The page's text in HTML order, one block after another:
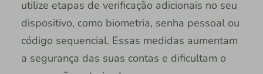
utilize etapas de verificação adicionais no seu
dispositivo, como biometria, senha pessoal ou
código sequencial. Essas medidas aumentam
a segurança das suas contas e dificultam o